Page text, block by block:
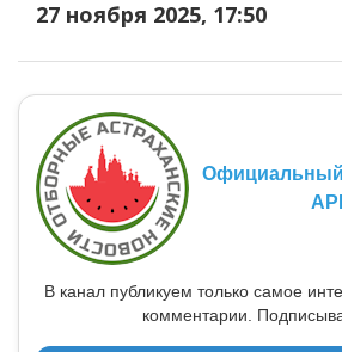
27 ноября 2025, 17:50
Официальный
В канал публикуем только самое
комментарии.